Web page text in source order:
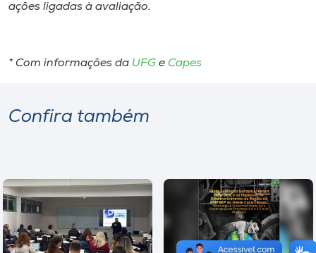
ações ligadas à avaliação.
* Com informações da UFG e Capes
Confira também